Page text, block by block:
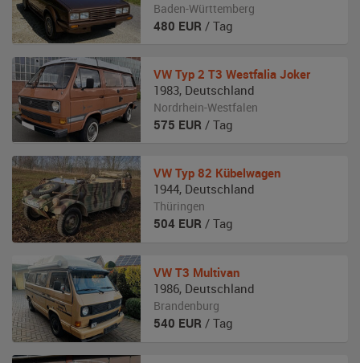
Baden-Württemberg
480 EUR / Tag
VW Typ 2 T3 Westfalia Joker
1983, Deutschland
Nordrhein-Westfalen
575 EUR / Tag
VW Typ 82 Kübelwagen
1944, Deutschland
Thüringen
504 EUR / Tag
VW T3 Multivan
1986, Deutschland
Brandenburg
540 EUR / Tag